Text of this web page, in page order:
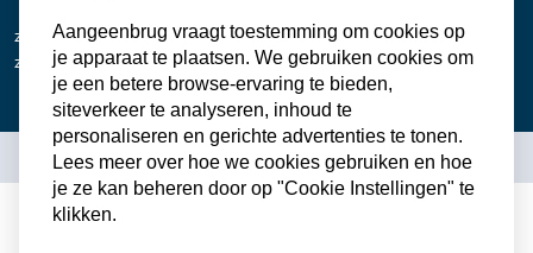
zaterdag
9:30 uur - 15:00 uur
zondag
gesloten
Algemene voorwaarden •Cookies•Privacy verklaring
Aangeenbrug vraagt toestemming om cookies op
je apparaat te plaatsen. We gebruiken cookies om
je een betere browse-ervaring te bieden,
siteverkeer te analyseren, inhoud te
personaliseren en gerichte advertenties te tonen.
Lees meer over hoe we cookies gebruiken en hoe
je ze kan beheren door op "Cookie Instellingen" te
klikken.